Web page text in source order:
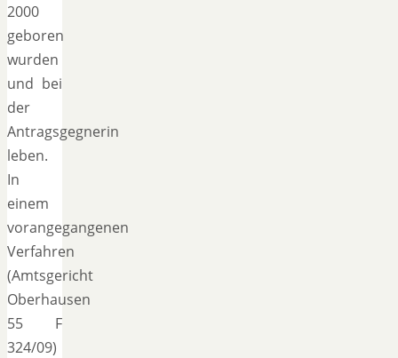
2000
geboren
wurden
und bei
der
Antragsgegnerin
leben.
In
einem
vorangegangenen
Verfahren
(Amtsgericht
Oberhausen
55 F
324/09)